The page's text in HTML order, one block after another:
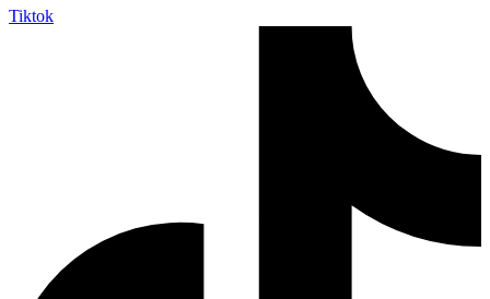
Tiktok